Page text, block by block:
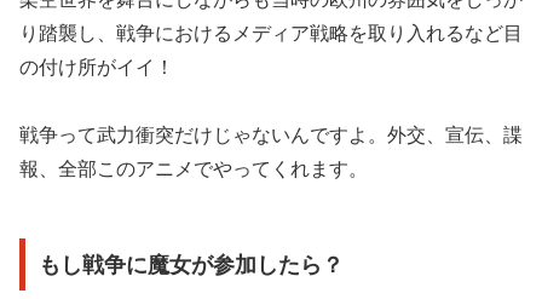
り踏襲し、戦争におけるメディア戦略を取り入れるなど目
の付け所がイイ！
戦争って武力衝突だけじゃないんですよ。外交、宣伝、諜
報、全部このアニメでやってくれます。
もし戦争に魔女が参加したら？